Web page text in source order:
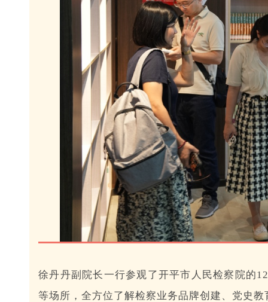
徐丹丹副院长一行参观了开平市人民检察院的
等场所，全方位了解检察业务品牌创建、党史